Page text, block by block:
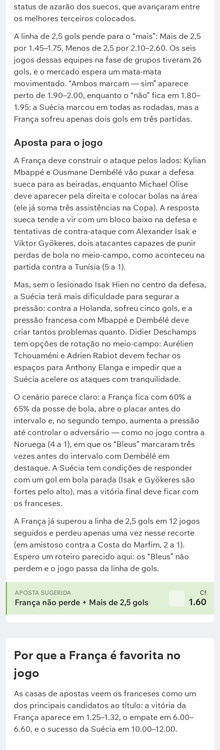
status de azarão dos suecos, que avançaram entre
os melhores terceiros colocados.
A linha de 2,5 gols pende para o “mais”: Mais de 2,5
por 1.45–1.75, Menos de 2,5 por 2.10–2.60. Os seis
jogos dessas equipes na fase de grupos tiveram 26
gols, e o mercado espera um mata-mata
movimentado. “Ambos marcam — sim” aparece
perto de 1.90–2.00, enquanto o “não” fica em 1.80–
1.95: a Suécia marcou em todas as rodadas, mas a
França sofreu apenas dois gols em três partidas.
Aposta para o jogo
A França deve construir o ataque pelos lados: Kylian
Mbappé e Ousmane Dembélé vão puxar a defesa
sueca para as beiradas, enquanto Michael Olise
deve aparecer pela direita e colocar bolas na área
(ele já soma três assistências na Copa). A resposta
sueca tende a vir com um bloco baixo na defesa e
tentativas de contra-ataque com Alexander Isak e
Viktor Gyökeres, dois atacantes capazes de punir
perdas de bola no meio-campo, como aconteceu na
partida contra a Tunísia (5 a 1).
Mas, sem o lesionado Isak Hien no centro da defesa,
a Suécia terá mais dificuldade para segurar a
pressão: contra a Holanda, sofreu cinco gols, e a
pressão francesa com Mbappé e Dembélé deve
criar tantos problemas quanto. Didier Deschamps
tem opções de rotação no meio-campo: Aurélien
Tchouaméni e Adrien Rabiot devem fechar os
espaços para Anthony Elanga e impedir que a
Suécia acelere os ataques com tranquilidade.
O cenário parece claro: a França fica com 60% a
65% da posse de bola, abre o placar antes do
intervalo e, no segundo tempo, aumenta a pressão
até controlar o adversário — como no jogo contra a
Noruega (4 a 1), em que os “Bleus” marcaram três
vezes antes do intervalo com Dembélé em
destaque. A Suécia tem condições de responder
com um gol em bola parada (Isak e Gyökeres são
fortes pelo alto), mas a vitória final deve ficar com
os franceses.
A França já superou a linha de 2,5 gols em 12 jogos
seguidos e perdeu apenas uma vez nesse recorte
(em amistoso contra a Costa do Marfim, 2 a 1).
Espero um roteiro parecido aqui: os “Bleus” não
perdem e o jogo passa da linha de gols.
APOSTA SUGERIDA
França não perde + Mais de 2,5 gols
Cf
1.60
Por que a França é favorita no
jogo
As casas de apostas veem os franceses como um
dos principais candidatos ao título: a vitória da
França aparece em 1.25–1.32, o empate em 6.00–
6.60, e o sucesso da Suécia em 10.00–12.00.